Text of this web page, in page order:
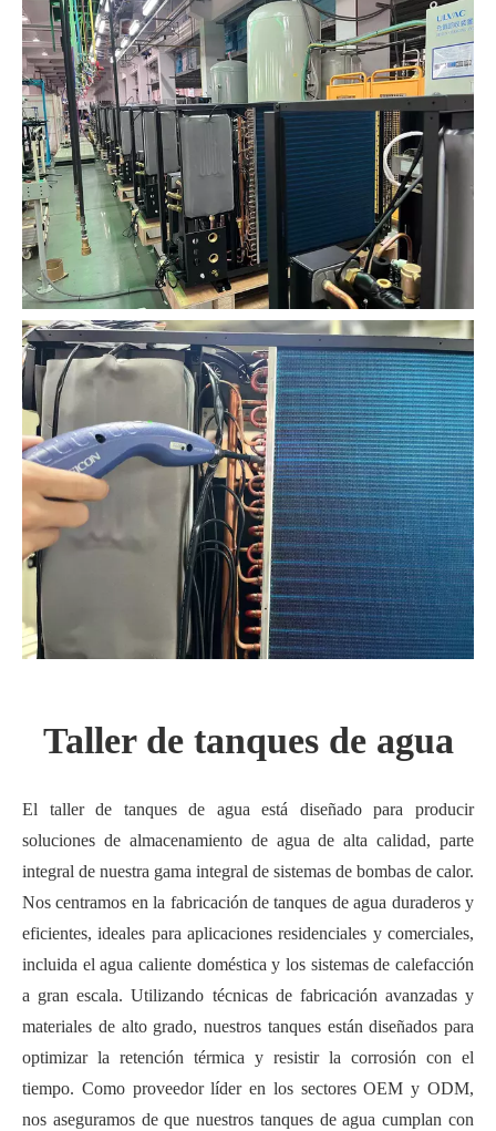
Taller de tanques de agua
El taller de tanques de agua está diseñado para producir
soluciones de almacenamiento de agua de alta calidad, parte
integral de nuestra gama integral de sistemas de bombas de calor.
Nos centramos en la fabricación de tanques de agua duraderos y
eficientes, ideales para aplicaciones residenciales y comerciales,
incluida el agua caliente doméstica y los sistemas de calefacción
a gran escala. Utilizando técnicas de fabricación avanzadas y
materiales de alto grado, nuestros tanques están diseñados para
optimizar la retención térmica y resistir la corrosión con el
tiempo. Como proveedor líder en los sectores OEM y ODM,
nos aseguramos de que nuestros tanques de agua cumplan con